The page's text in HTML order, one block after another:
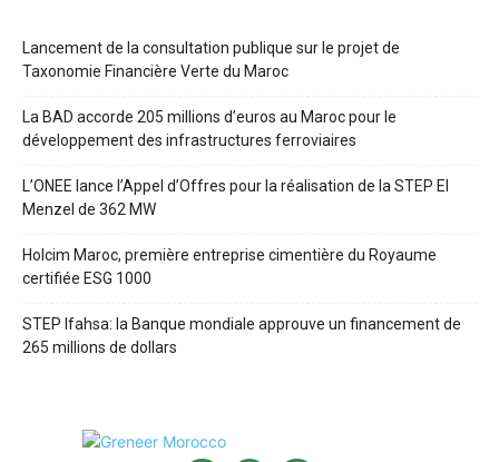
Lancement de la consultation publique sur le projet de
Taxonomie Financière Verte du Maroc
La BAD accorde 205 millions d’euros au Maroc pour le
développement des infrastructures ferroviaires
L’ONEE lance l’Appel d’Offres pour la réalisation de la STEP El
Menzel de 362 MW
Holcim Maroc, première entreprise cimentière du Royaume
certifiée ESG 1000
STEP Ifahsa: la Banque mondiale approuve un financement de
265 millions de dollars